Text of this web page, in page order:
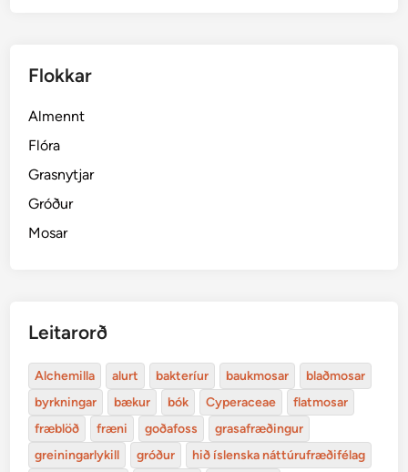
Flokkar
Almennt
Flóra
Grasnytjar
Gróður
Mosar
Leitarorð
Alchemilla alurt bakteríur baukmosar
blaðmosar
byrkningar
bækur bók Cyperaceae
flatmosar
fræblöð
fræni goðafoss
grasafræðingur
greiningarlykill
gróður
hið íslenska náttúrufræðifélag